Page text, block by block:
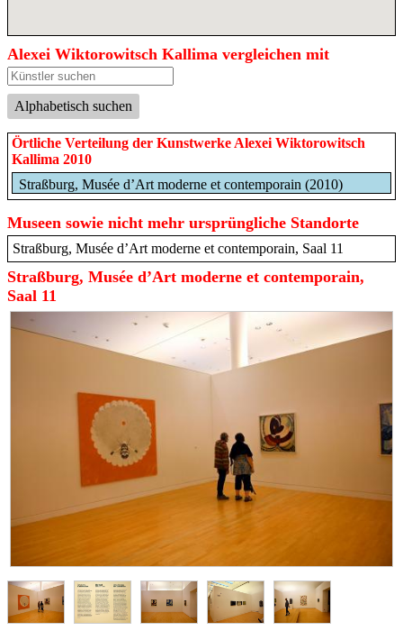
Alexei Wiktorowitsch Kallima vergleichen mit
Alphabetisch suchen
Örtliche Verteilung der Kunstwerke Alexei Wiktorowitsch
Kallima 2010
Straßburg, Musée d’Art moderne et contemporain (2010)
Museen sowie nicht mehr ursprüngliche Standorte
Straßburg, Musée d’Art moderne et contemporain, Saal 11
Straßburg, Musée d’Art moderne et contemporain,
Saal 11